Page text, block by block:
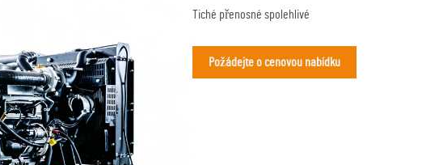
Tiché přenosné spolehlivé
Požádejte o cenovou nabídku